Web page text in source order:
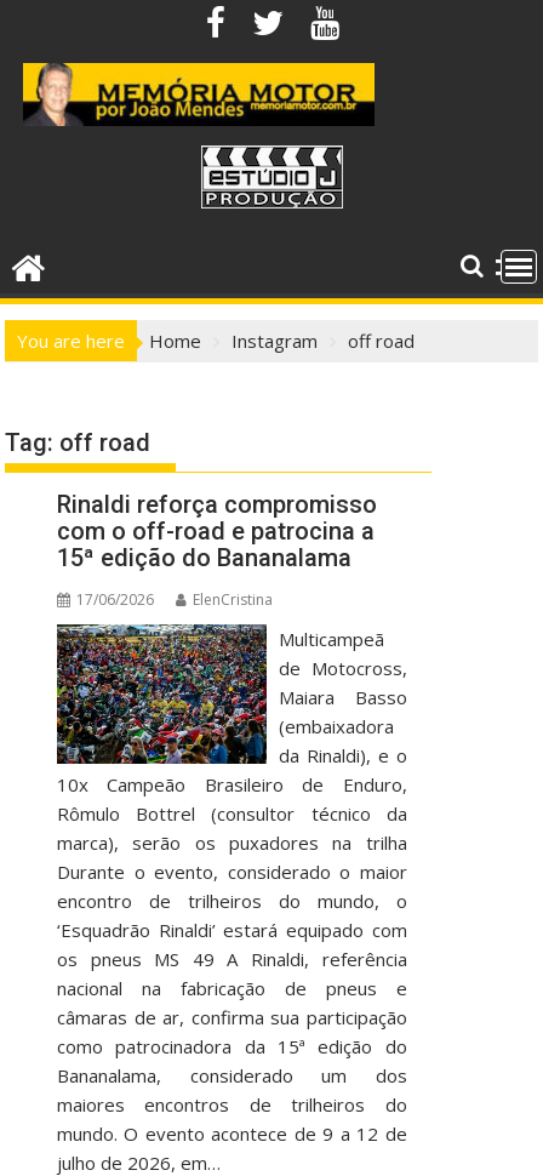
content
You are here Home Instagram off road
Tag: off road
Rinaldi reforça compromisso
com o off-road e patrocina a
15ª edição do Bananalama
17/06/2026 ElenCristina
Multicampeã
de Motocross,
Maiara Basso
(embaixadora
da Rinaldi), e o
10x Campeão Brasileiro de Enduro,
Rômulo Bottrel (consultor técnico da
marca), serão os puxadores na trilha
Durante o evento, considerado o maior
encontro de trilheiros do mundo, o
‘Esquadrão Rinaldi’ estará equipado com
os pneus MS 49 A Rinaldi, referência
nacional na fabricação de pneus e
câmaras de ar, confirma sua participação
como patrocinadora da 15ª edição do
Bananalama, considerado um dos
maiores encontros de trilheiros do
mundo. O evento acontece de 9 a 12 de
julho de 2026, em…